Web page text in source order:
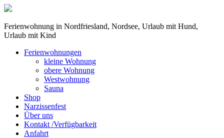
Ferienwohnung in Nordfriesland, Nordsee, Urlaub mit Hund,
Urlaub mit Kind
Ferienwohnungen
kleine Wohnung
obere Wohnung
Westwohnung
Sauna
Shop
Narzissenfest
Über uns
Kontakt /Verfügbarkeit
Anfahrt